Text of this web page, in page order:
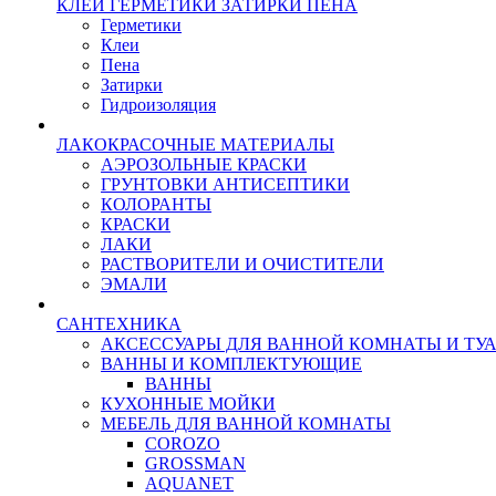
КЛЕИ ГЕРМЕТИКИ ЗАТИРКИ ПЕНА
Герметики
Клеи
Пена
Затирки
Гидроизоляция
ЛАКОКРАСОЧНЫЕ МАТЕРИАЛЫ
АЭРОЗОЛЬНЫЕ КРАСКИ
ГРУНТОВКИ АНТИСЕПТИКИ
КОЛОРАНТЫ
КРАСКИ
ЛАКИ
РАСТВОРИТЕЛИ И ОЧИСТИТЕЛИ
ЭМАЛИ
САНТЕХНИКА
АКСЕССУАРЫ ДЛЯ ВАННОЙ КОМНАТЫ И
ВАННЫ И КОМПЛЕКТУЮЩИЕ
ВАННЫ
КУХОННЫЕ МОЙКИ
МЕБЕЛЬ ДЛЯ ВАННОЙ КОМНАТЫ
COROZO
GROSSMAN
AQUANET